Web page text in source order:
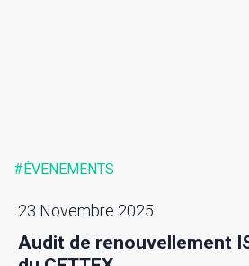
#ÉVENEMENTS
23 Novembre 2025
Audit de renouvellement